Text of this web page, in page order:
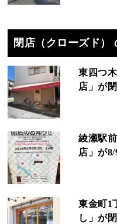
閉店（クローズド）
東四つ
店」が
綾瀬駅
店」が
東金町1
し」が